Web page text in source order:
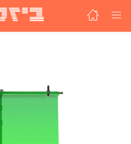
התחבר
הזן שם משתמש וסיסמא ע"מ להתחבר.